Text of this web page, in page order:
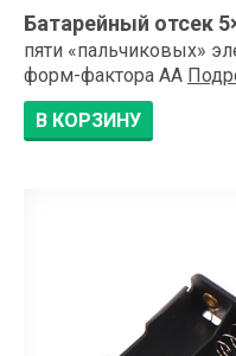
Батарейный отсек
пяти «пальчиковых»
форм-фактора AA
В КОРЗИНУ